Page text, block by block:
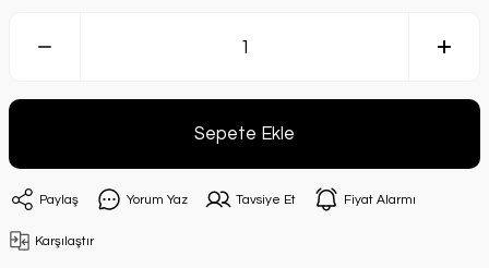
Sepete Ekle
Paylaş Yorum Yaz Tavsiye Et Fiyat Alarmı
Karşılaştır